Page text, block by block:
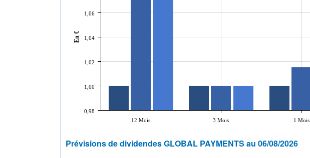
12 Mois 3 Mois 1 Mois
0,98
1,00
1,02
1,04
1,06
En €
Prévisions de dividendes GLOBAL PAYMENTS au 06/08/2026